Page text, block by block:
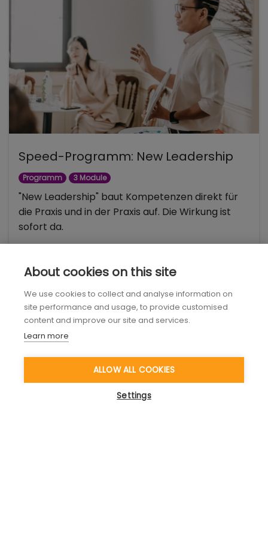
Speed-Programm: New Leadership
Programm 3 Module
"New Leadership" baut Kompetenzen direkt für
die Praxis und in der Praxis auf. Die Wirkung ist
sofort da.
About cookies on this site
We use cookies to collect and analyse information on
site performance and usage, to provide customised
content and improve our site and services.
Learn more
ALLOW ALL COOKIES
Settings